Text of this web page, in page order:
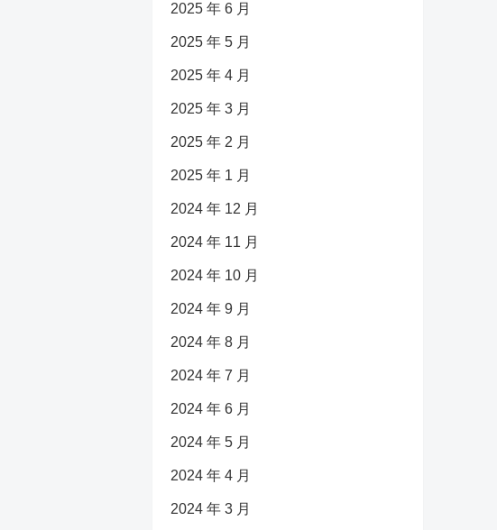
2025 年 6 月
2025 年 5 月
2025 年 4 月
2025 年 3 月
2025 年 2 月
2025 年 1 月
2024 年 12 月
2024 年 11 月
2024 年 10 月
2024 年 9 月
2024 年 8 月
2024 年 7 月
2024 年 6 月
2024 年 5 月
2024 年 4 月
2024 年 3 月